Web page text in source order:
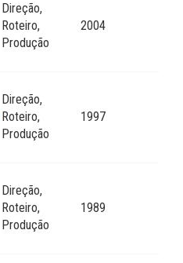
Direção,
Roteiro,
Produção
2004
Direção,
Roteiro,
Produção
1997
Direção,
Roteiro,
Produção
1989